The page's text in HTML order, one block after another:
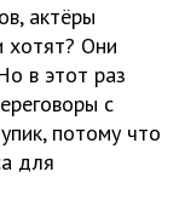
актёры
хотят? Они
в этот раз
с
потому что
для